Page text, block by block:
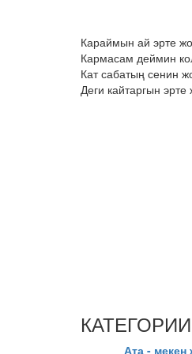
Караймын ай эрте
Кармасам деймин
Кат сабатың сенин
Деги кайтаргын эрте
КАТЕГОРИИ
Ата -